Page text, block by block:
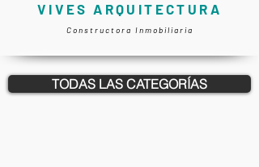
VIVES ARQUITECTURA
Constructora Inmobiliaria
TODAS LAS CATEGORÍAS